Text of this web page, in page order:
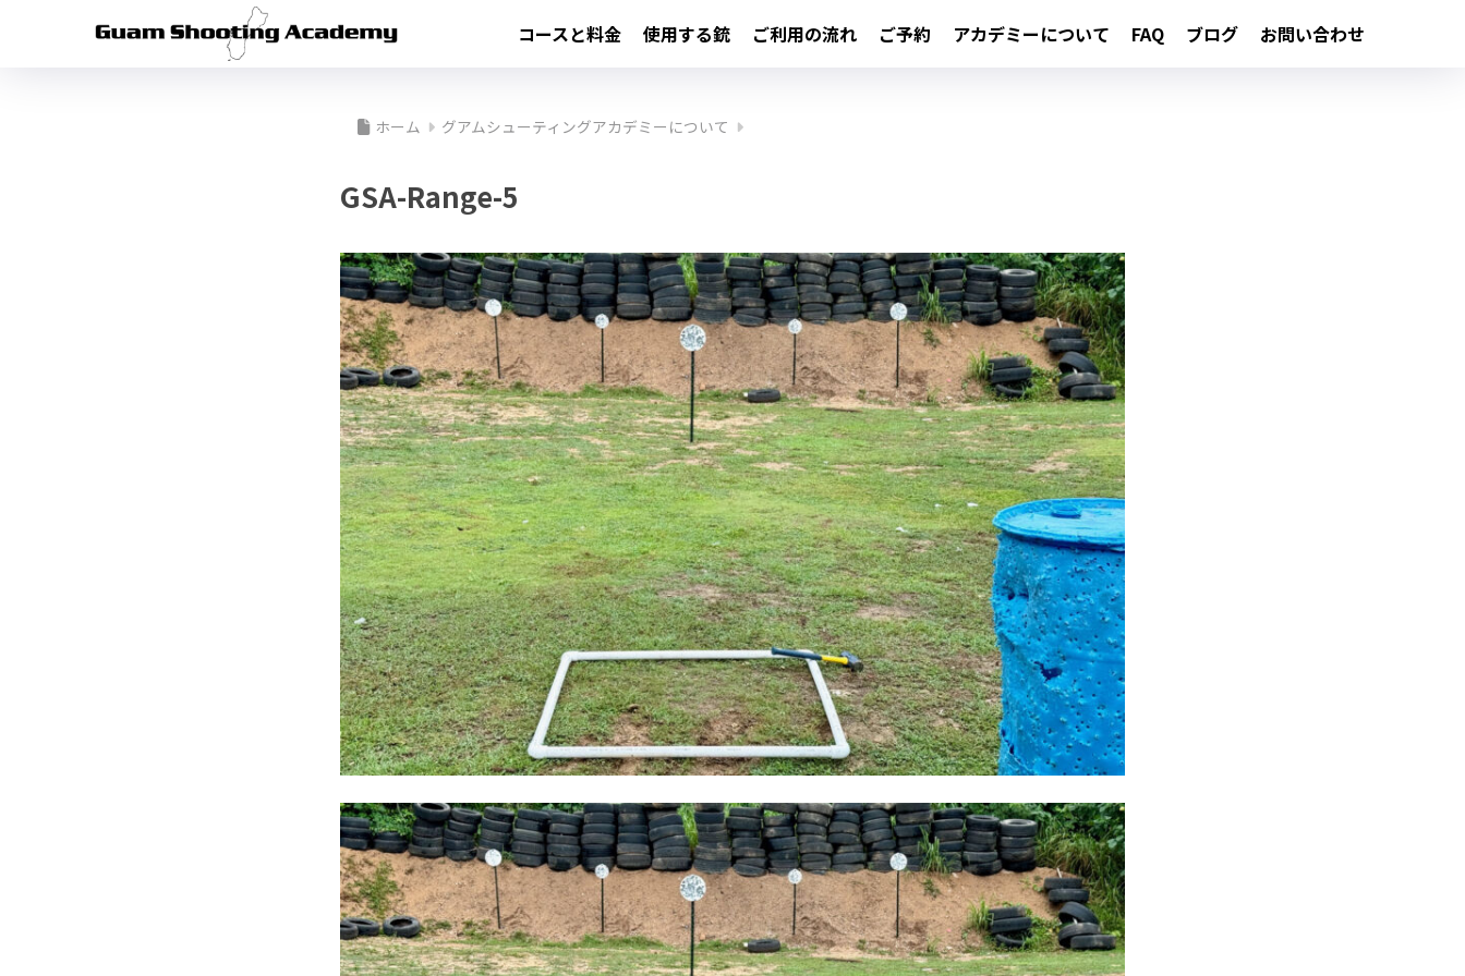
コースと料金 使用する銃 ご利用の流れ ご予約 アカデミーについて FAQ ブログ お問い合わせ
ホーム グアムシューティングアカデミーについて
GSA-Range-5